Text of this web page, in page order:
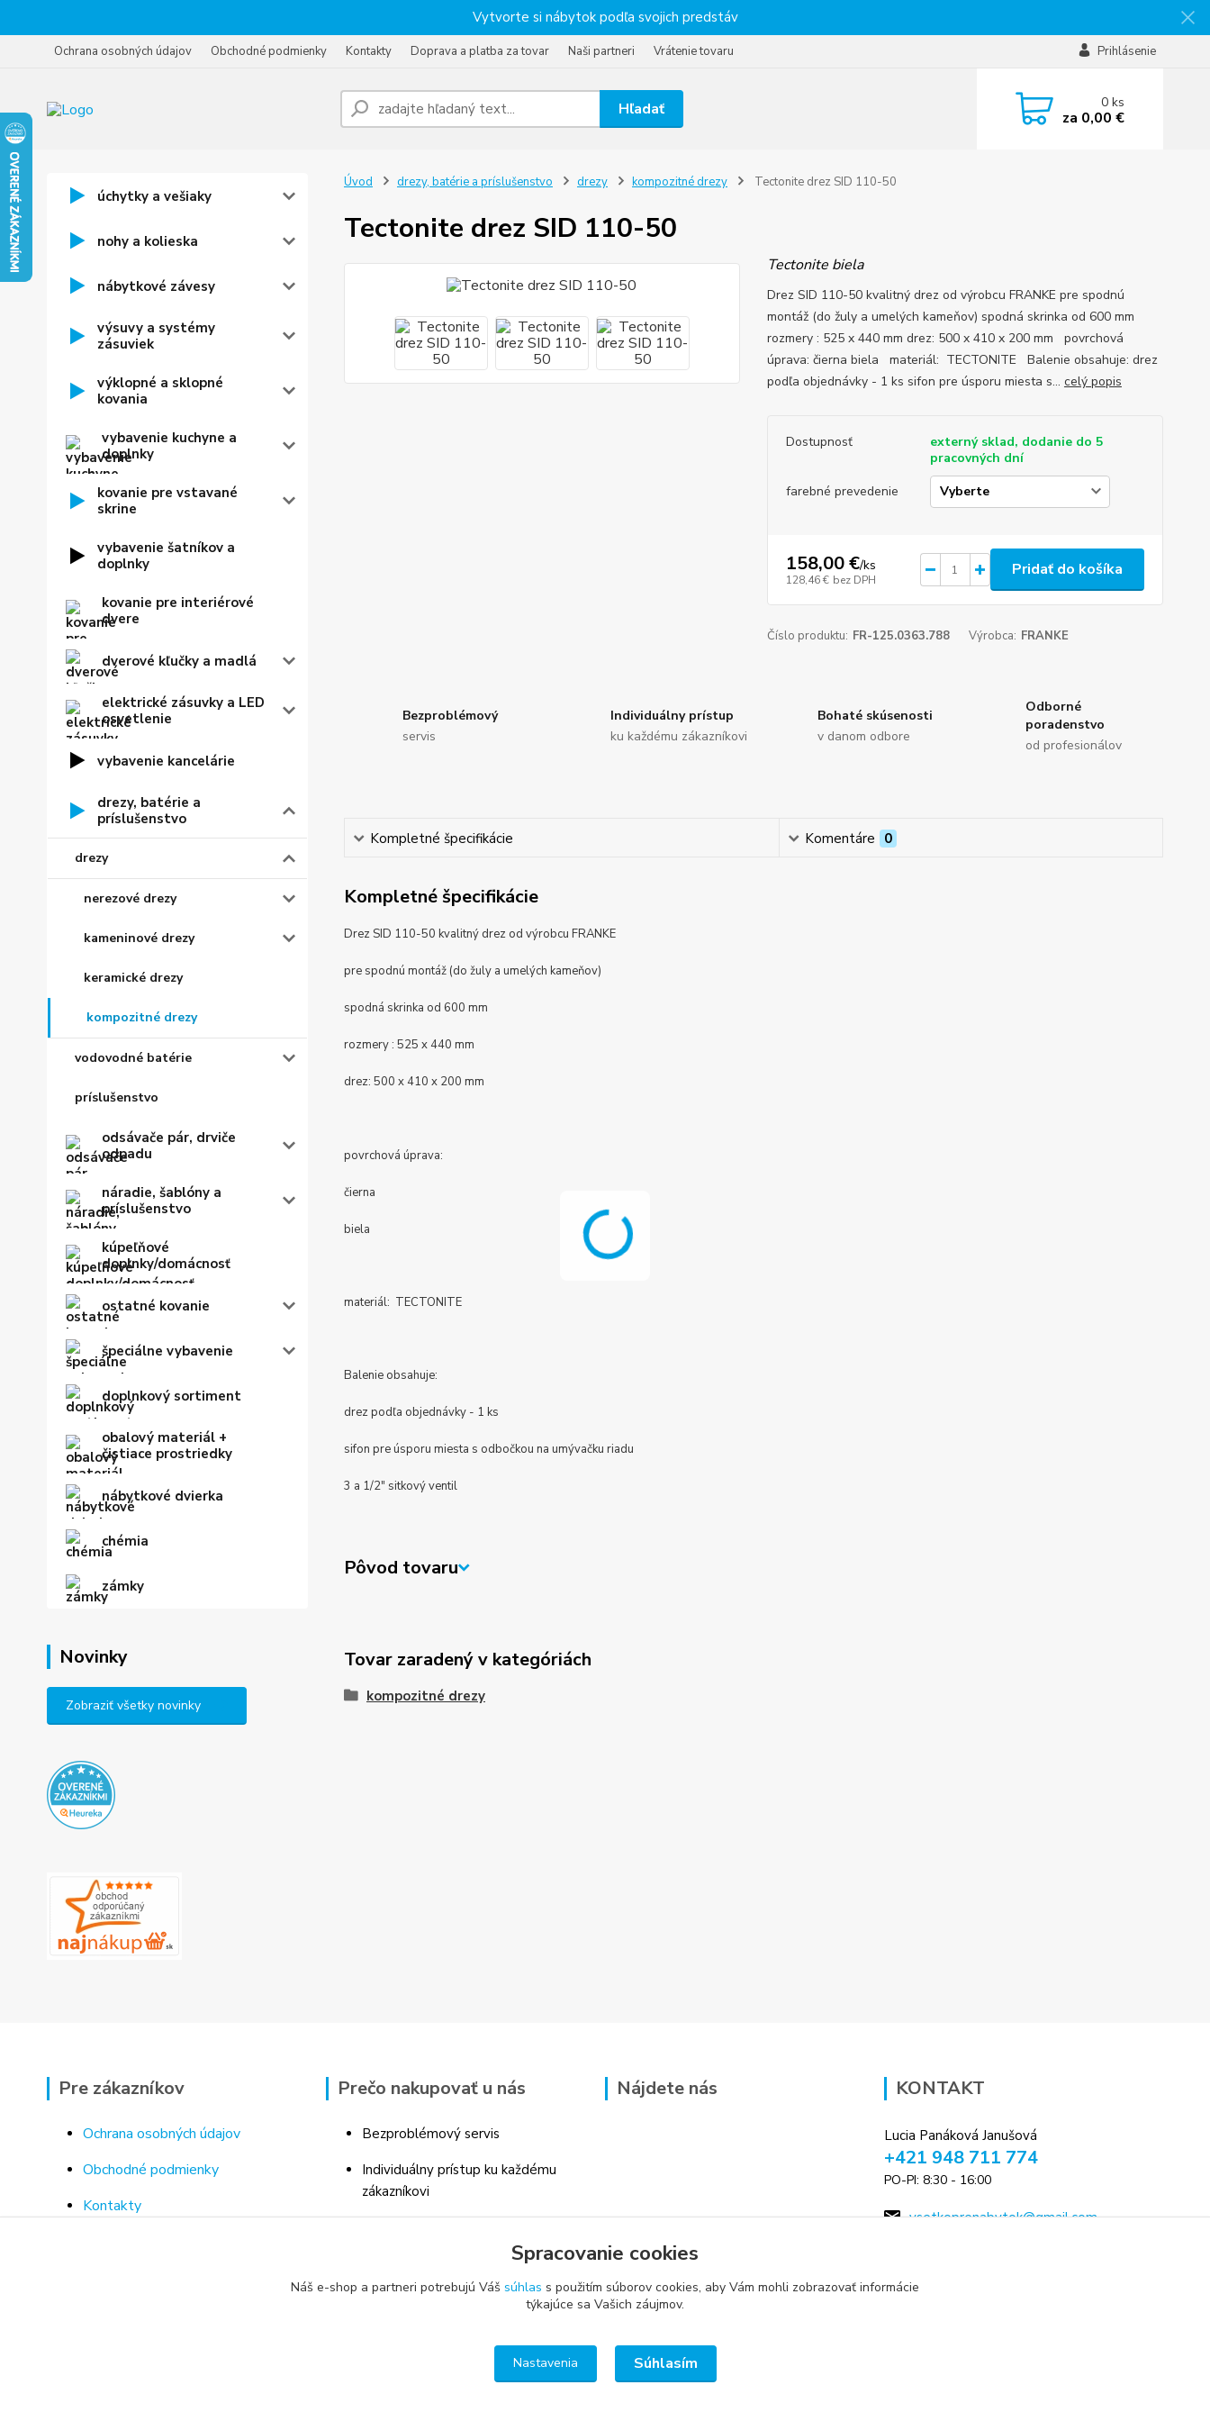
Vytvorte si nábytok podľa svojich predstáv
Ochrana osobných údajov Obchodné podmienky Kontakty Doprava a platba za tovar Naši partneri Vrátenie tovaru Prihlásenie
Hľadať 0ks
za 0,00 €
úchytky a vešiaky
nohy a kolieska
nábytkové závesy
výsuvy a systémy
zásuviek
výklopné a sklopné
kovania
vybavenie kuchyne a
doplnky
kovanie pre vstavané
skrine
vybavenie šatníkov a
doplnky
kovanie pre interiérové
dvere
dverové kľučky a madlá
elektrické zásuvky a LED
osvetlenie
vybavenie kancelárie
drezy, batérie a
príslušenstvo
drezy
nerezové drezy
kameninové drezy
keramické drezy
kompozitné drezy
vodovodné batérie
príslušenstvo
odsávače pár, drviče
odpadu
náradie, šablóny a
príslušenstvo
kúpeľňové
doplnky/domácnosť
ostatné kovanie
špeciálne vybavenie
doplnkový sortiment
obalový materiál +
čistiace prostriedky
nábytkové dvierka
chémia
zámky
Novinky
Zobraziť všetky novinky
Úvod drezy, batérie a príslušenstvo drezy kompozitné drezy Tectonite drez SID 110-50
Tectonite drez SID 110-50
Tectonite biela
Drez SID 110-50 kvalitný drez od výrobcu FRANKE pre spodnú
montáž (do žuly a umelých kameňov) spodná skrinka od 600 mm
rozmery : 525 x 440 mm drez: 500 x 410 x 200 mm povrchová
úprava: čierna biela materiál: TECTONITE Balenie obsahuje: drez
podľa objednávky - 1 ks sifon pre úsporu miesta s... celý popis
Dostupnosť
externý sklad, dodanie do 5
pracovných dní
farebné prevedenie
158,00 €/ks
128,46 € bez DPH
Pridať do košíka
Číslo produktu: FR-125.0363.788 Výrobca: FRANKE
Bezproblémový
servis
Individuálny prístup
ku každému zákazníkovi
Bohaté skúsenosti
v danom odbore
Odborné
poradenstvo
od profesionálov
Kompletné špecifikácie Komentáre 0
Kompletné špecifikácie
Drez SID 110-50 kvalitný drez od výrobcu FRANKE
pre spodnú montáž (do žuly a umelých kameňov)
spodná skrinka od 600 mm
rozmery : 525 x 440 mm
drez: 500 x 410 x 200 mm
povrchová úprava:
čierna
biela
materiál: TECTONITE
Balenie obsahuje:
drez podľa objednávky - 1 ks
sifon pre úsporu miesta s odbočkou na umývačku riadu
3 a 1/2" sitkový ventil
Pôvod tovaru
Tovar zaradený v kategóriách
kompozitné drezy
Pre zákazníkov
Ochrana osobných údajov
Obchodné podmienky
Kontakty
Prečo nakupovať u nás
Bezproblémový servis
Individuálny prístup ku každému
zákazníkovi
poradenstvo
Nájdete nás KONTAKT
Lucia Panáková Janušová
+421 948 711 774
PO-PI: 8:30 - 16:00
vsetkoprenabytok@gmail.com
Spracovanie cookies
Náš e-shop a partneri potrebujú Váš súhlas s použitím súborov cookies, aby Vám mohli zobrazovať informácie
týkajúce sa Vašich záujmov.
Nastavenia Súhlasím